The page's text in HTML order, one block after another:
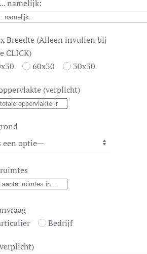
namelijk:
Breedte (Alleen invullen bij
CLICK)
60x30 30x30
(verplicht)
Bedrijf